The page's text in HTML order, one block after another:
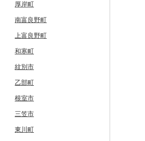
厚岸町
南富良野町
上富良野町
和寒町
紋別市
乙部町
根室市
三笠市
東川町